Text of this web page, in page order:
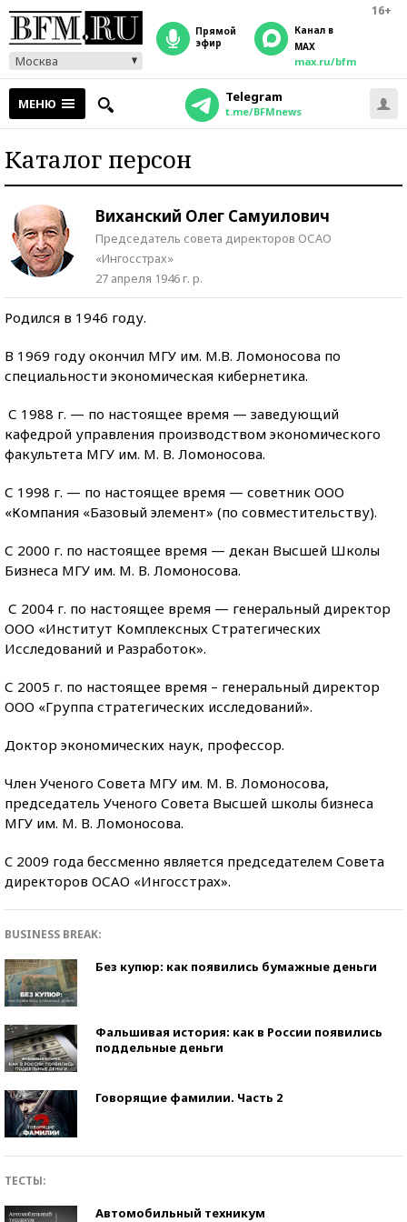
16+
Москва
прямой
эфир
Канал в
MAX
max.ru/bfm
МЕНЮ Telegram
t.me/BFMnews
Каталог персон
Виханский Олег Самуилович
Председатель совета директоров ОСАО
«Ингосстрах»
27 апреля 1946 г. р.
Родился в 1946 году.
В 1969 году окончил МГУ им. М.В. Ломоносова по
специальности экономическая кибернетика.
С 1988 г. — по настоящее время — заведующий
кафедрой управления производством экономического
факультета МГУ им. М. В. Ломоносова.
С 1998 г. — по настоящее время — советник ООО
«Компания «Базовый элемент» (по совместительству).
С 2000 г. по настоящее время — декан Высшей Школы
Бизнеса МГУ им. М. В. Ломоносова.
С 2004 г. по настоящее время — генеральный директор
ООО «Институт Комплексных Стратегических
Исследований и Разработок».
С 2005 г. по настоящее время – генеральный директор
ООО «Группа стратегических исследований».
Доктор экономических наук, профессор.
Член Ученого Совета МГУ им. М. В. Ломоносова,
председатель Ученого Совета Высшей школы бизнеса
МГУ им. М. В. Ломоносова.
C 2009 года бессменно является председателем Совета
директоров ОСАО «Ингосстрах».
BUSINESS BREAK:
Без купюр: как появились бумажные деньги
Фальшивая история: как в России появились
поддельные деньги
Говорящие фамилии. Часть 2
ТЕСТЫ:
Автомобильный техникум